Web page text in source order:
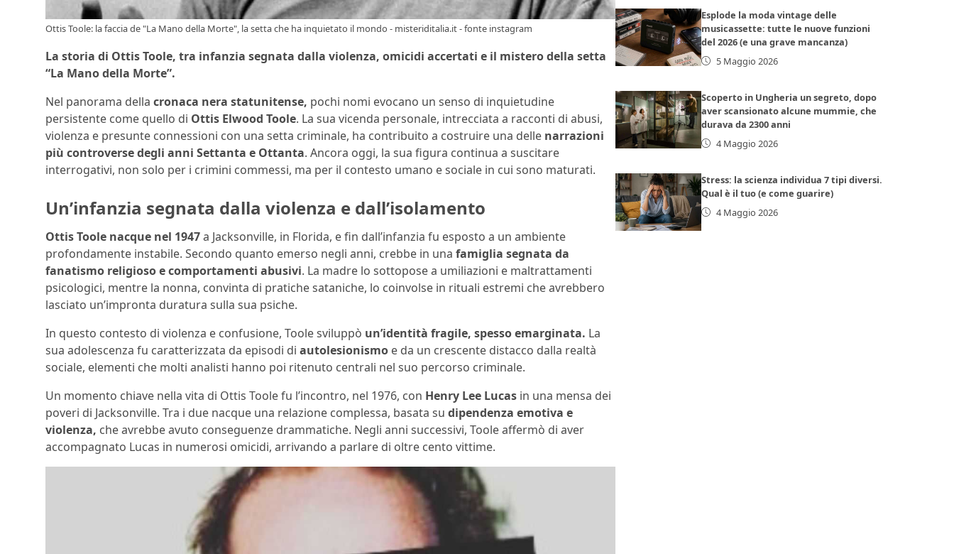
Ottis Toole: la faccia de "La Mano della Morte", la setta che ha inquietato il mondo - misteriditalia.it - fonte instagram
La storia di Ottis Toole, tra infanzia segnata dalla violenza, omicidi accertati e il mistero della setta
“La Mano della Morte”.
Nel panorama della cronaca nera statunitense, pochi nomi evocano un senso di inquietudine
persistente come quello di Ottis Elwood Toole. La sua vicenda personale, intrecciata a racconti di abusi,
violenza e presunte connessioni con una setta criminale, ha contribuito a costruire una delle narrazioni
più controverse degli anni Settanta e Ottanta. Ancora oggi, la sua figura continua a suscitare
interrogativi, non solo per i crimini commessi, ma per il contesto umano e sociale in cui sono maturati.
Un’infanzia segnata dalla violenza e dall’isolamento
Ottis Toole nacque nel 1947a Jacksonville, in Florida, e fin dall’infanzia fu esposto a un ambiente
profondamente instabile. Secondo quanto emerso negli anni, crebbe in una famiglia segnata da
fanatismo religioso e comportamenti abusivi. La madre lo sottopose a umiliazioni e maltrattamenti
psicologici, mentre la nonna, convinta di pratiche sataniche, lo coinvolse in rituali estremi che avrebbero
lasciato un’impronta duratura sulla sua psiche.
In questo contesto di violenza e confusione, Toole sviluppò un’identità fragile, spesso emarginata. La
sua adolescenza fu caratterizzata da episodi di autolesionismo e da un crescente distacco dalla realtà
sociale, elementi che molti analisti hanno poi ritenuto centrali nel suo percorso criminale.
Un momento chiave nella vita di Ottis Toole fu l’incontro, nel 1976, con Henry Lee Lucas in una mensa dei
poveri di Jacksonville. Tra i due nacque una relazione complessa, basata su dipendenza emotiva e
violenza, che avrebbe avuto conseguenze drammatiche. Negli anni successivi, Toole affermò di aver
accompagnato Lucas in numerosi omicidi, arrivando a parlare di oltre cento vittime.
Esplode la moda vintage delle
musicassette: tutte le nuove funzioni
del 2026 (e una grave mancanza)
5 Maggio 2026
Scoperto in Ungheria un segreto, dopo
aver scansionato alcune mummie, che
durava da 2300 anni
4 Maggio 2026
Stress: la scienza individua 7 tipi diversi.
Qual è il tuo (e come guarire)
4 Maggio 2026